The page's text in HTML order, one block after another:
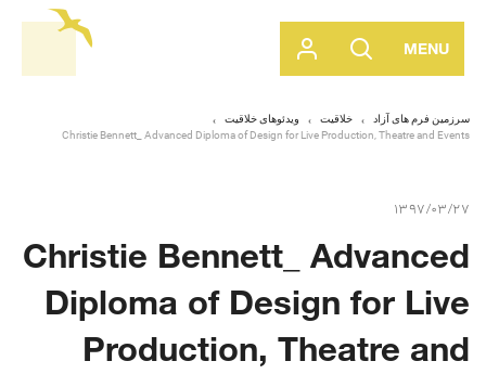
MENU
سرزمین فرم های آزاد خلاقیت
ویدئوهای خلاقیت
Christie Bennett_ Advanced Diploma of Design for Live Production, Theatre and Events
1397/03/27
Christie Bennett_ Advanced
Diploma of Design for Live
Production, Theatre and